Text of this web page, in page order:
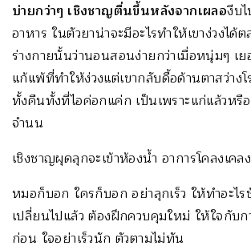
บ่ายกว่าๆ เชิงชาญตื่นขึ้นหลังจากเผลองีบ
อาหาร ในตัวยาน่าจะมีอะไรทำให้เขาง่วงได้
ร่างกายนั้นว่านอนสอนง่ายกว่าเมื่อหนุ่มๆ เ
แก้แพ้ที่ทำให้ง่วงแต่เขากลับดื้อด้านตาสว่าง
ทั้งคืนทั้งที่ไอค่อกแค่ก เป็นเพราะแก่แล้วหรือ
จำนน
เชิงชาญผุดลุกจะเข้าห้องน้ำ อาการโคลงเค
หมอก็บอก ใครก็บอก อย่าลุกเร็ว ให้ทำอะไ
เปลี่ยนไปแล้ว ต้องฝึกควบคุมใหม่ ให้ใจกับ
ก่อน ใจอย่าเร็วนัก ตัวตามไม่ทัน